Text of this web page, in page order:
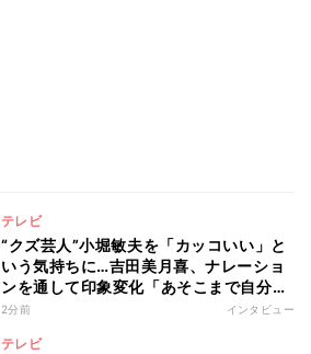
テレビ
“クズ芸人”小堀敏夫を「カッコいい」と
いう気持ちに…吉田美月喜、ナレーショ
ンを通して印象変化「あそこまで自分に
正直に生きられる人は、なかなかいな
2分前 インタビュー
テレビ